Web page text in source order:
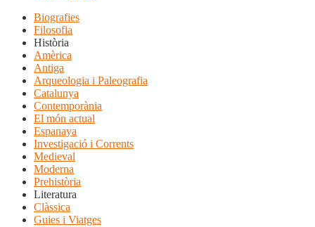
Biografies
Filosofia
Història
Amèrica
Antiga
Arqueologia i Paleografia
Catalunya
Contemporània
El món actual
Espanaya
Investigació i Corrents
Medieval
Moderna
Prehistòria
Literatura
Clàssica
Guies i Viatges